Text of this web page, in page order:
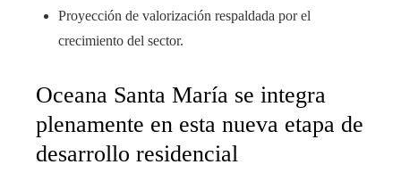
Proyección de valorización respaldada por el
crecimiento del sector.
Oceana Santa María se integra
plenamente en esta nueva etapa de
desarrollo residencial